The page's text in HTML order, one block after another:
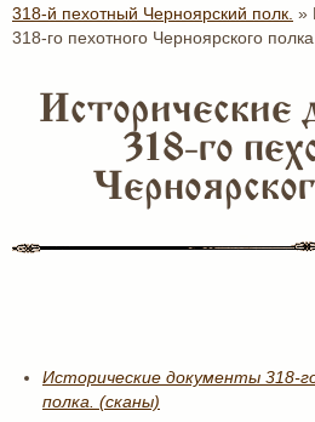
318-й пехотный Черноярский полк. »
318-го пехотного Черноярского полка.
Исторические
318-го
Исторические документы 318-
полка. (сканы)